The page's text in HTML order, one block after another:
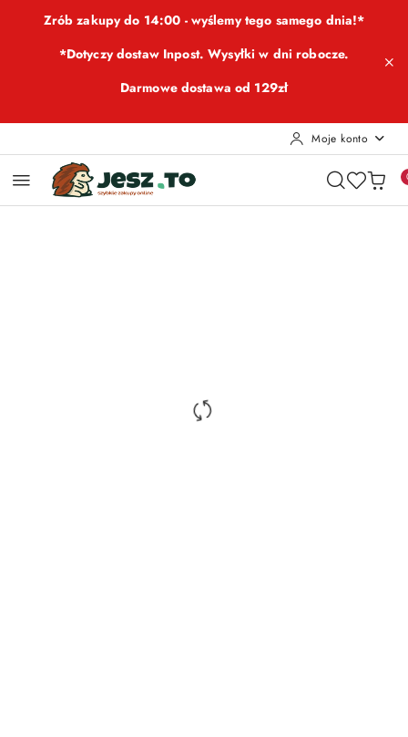
Przejdź do treści głównej
Przejdź do wyszukiwarki
Przejdź do moje konto
Przejdź do menu głównego
Przejdź do opisu produktu
Przejdź do stopki
Zrób zakupy do 14:00 - wyślemy tego samego dnia!*
*Dotyczy dostaw Inpost. Wysyłki w dni robocze.
Darmowe dostawa od 129zł
Moje konto